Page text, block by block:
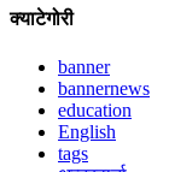
क्याटेगोरी
banner
bannernews
education
English
tags